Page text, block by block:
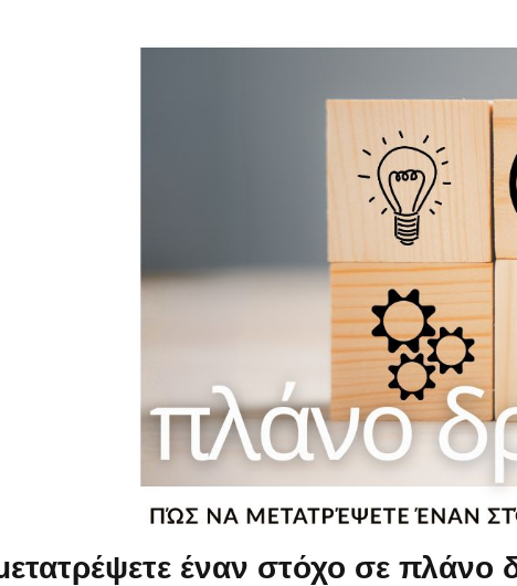
έναν στόχο σε πλάνο